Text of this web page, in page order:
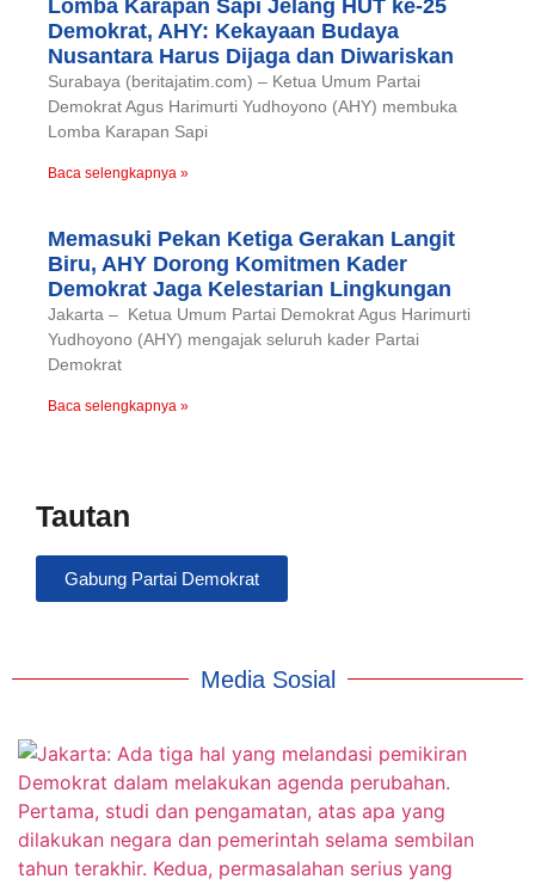
Lomba Karapan Sapi Jelang HUT ke-25
Demokrat, AHY: Kekayaan Budaya
Nusantara Harus Dijaga dan Diwariskan
Surabaya (beritajatim.com) – Ketua Umum Partai
Demokrat Agus Harimurti Yudhoyono (AHY) membuka
Lomba Karapan Sapi
Baca selengkapnya »
Memasuki Pekan Ketiga Gerakan Langit
Biru, AHY Dorong Komitmen Kader
Demokrat Jaga Kelestarian Lingkungan
Jakarta – Ketua Umum Partai Demokrat Agus Harimurti
Yudhoyono (AHY) mengajak seluruh kader Partai
Demokrat
Baca selengkapnya »
Tautan
Gabung Partai Demokrat
Media Sosial